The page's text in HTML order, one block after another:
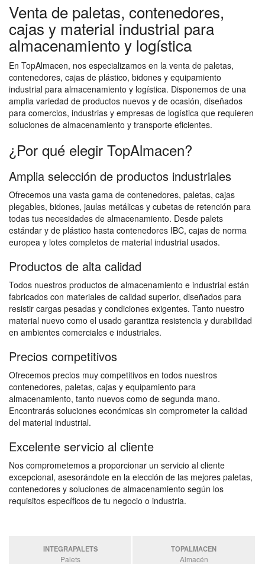
Venta de paletas, contenedores,
cajas y material industrial para
almacenamiento y logística
En TopAlmacen, nos especializamos en la venta de paletas,
contenedores, cajas de plástico, bidones y equipamiento
industrial para almacenamiento y logística. Disponemos de una
amplia variedad de productos nuevos y de ocasión, diseñados
para comercios, industrias y empresas de logística que requieren
soluciones de almacenamiento y transporte eficientes.
¿Por qué elegir TopAlmacen?
Amplia selección de productos industriales
Ofrecemos una vasta gama de contenedores, paletas, cajas
plegables, bidones, jaulas metálicas y cubetas de retención para
todas tus necesidades de almacenamiento. Desde palets
estándar y de plástico hasta contenedores IBC, cajas de norma
europea y lotes completos de material industrial usados.
Productos de alta calidad
Todos nuestros productos de almacenamiento e industrial están
fabricados con materiales de calidad superior, diseñados para
resistir cargas pesadas y condiciones exigentes. Tanto nuestro
material nuevo como el usado garantiza resistencia y durabilidad
en ambientes comerciales e industriales.
Precios competitivos
Ofrecemos precios muy competitivos en todos nuestros
contenedores, paletas, cajas y equipamiento para
almacenamiento, tanto nuevos como de segunda mano.
Encontrarás soluciones económicas sin comprometer la calidad
del material industrial.
Excelente servicio al cliente
Nos comprometemos a proporcionar un servicio al cliente
excepcional, asesorándote en la elección de las mejores paletas,
contenedores y soluciones de almacenamiento según los
requisitos específicos de tu negocio o industria.
INTEGRAPALETS
Palets
TOPALMACEN
Almacén